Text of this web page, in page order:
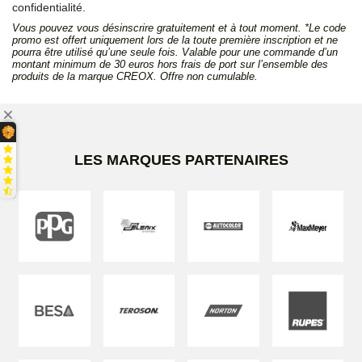
confidentialité.
Vous pouvez vous désinscrire gratuitement et à tout moment. *Le code
promo est offert uniquement lors de la toute première inscription et ne
pourra être utilisé qu’une seule fois. Valable pour une commande d’un
montant minimum de 30 euros hors frais de port sur l’ensemble des
produits de la marque CREOX. Offre non cumulable.
LES MARQUES PARTENAIRES